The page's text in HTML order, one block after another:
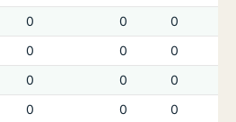
0 0
0
0 0
0
0 0
0
0 0
0